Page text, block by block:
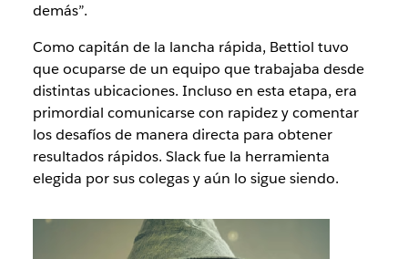
demás”.
Como capitán de la lancha rápida, Bettiol tuvo
que ocuparse de un equipo que trabajaba desde
distintas ubicaciones. Incluso en esta etapa, era
primordial comunicarse con rapidez y comentar
los desafíos de manera directa para obtener
resultados rápidos. Slack fue la herramienta
elegida por sus colegas y aún lo sigue siendo.